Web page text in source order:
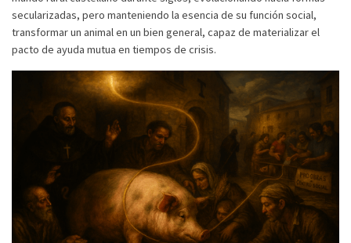
secularizadas, pero manteniendo la esencia de su función social,
transformar un animal en un bien general, capaz de materializar el
pacto de ayuda mutua en tiempos de crisis.